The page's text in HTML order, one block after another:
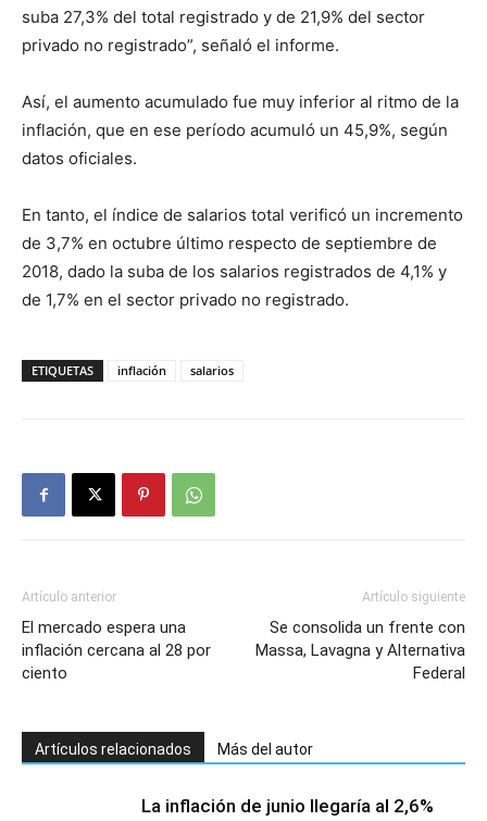
suba 27,3% del total registrado y de 21,9% del sector
privado no registrado”, señaló el informe.
Así, el aumento acumulado fue muy inferior al ritmo de la
inflación, que en ese período acumuló un 45,9%, según
datos oficiales.
En tanto, el índice de salarios total verificó un incremento
de 3,7% en octubre último respecto de septiembre de
2018, dado la suba de los salarios registrados de 4,1% y
de 1,7% en el sector privado no registrado.
ETIQUETAS inflación salarios
Artículo anterior
El mercado espera una
inflación cercana al 28 por
ciento
Artículo siguiente
Se consolida un frente con
Massa, Lavagna y Alternativa
Federal
Artículos relacionados Más del autor
La inflación de junio llegaría al 2,6%